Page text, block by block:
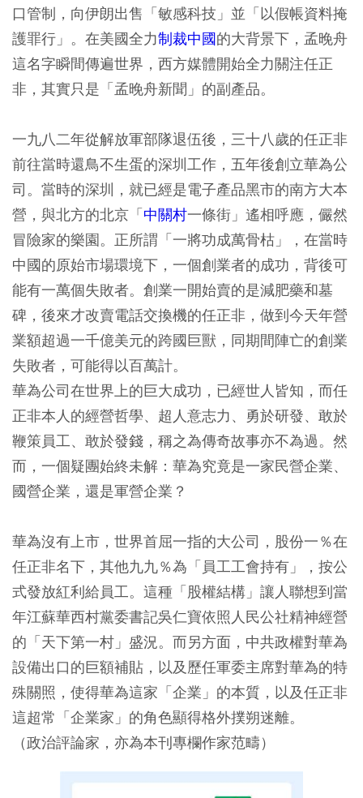
口管制，向伊朗出售「敏感科技」並「以假帳資料掩
護罪行」。在美國全力制裁中國的大背景下，孟晚舟
這名字瞬間傳遍世界，西方媒體開始全力關注任正
非，其實只是「孟晚舟新聞」的副產品。
一九八二年從解放軍部隊退伍後，三十八歲的任正非
前往當時還鳥不生蛋的深圳工作，五年後創立華為公
司。當時的深圳，就已經是電子產品黑市的南方大本
營，與北方的北京「中關村一條街」遙相呼應，儼然
冒險家的樂園。正所謂「一將功成萬骨枯」，在當時
中國的原始市場環境下，一個創業者的成功，背後可
能有一萬個失敗者。創業一開始賣的是減肥藥和墓
碑，後來才改賣電話交換機的任正非，做到今天年營
業額超過一千億美元的跨國巨獸，同期間陣亡的創業
失敗者，可能得以百萬計。
華為公司在世界上的巨大成功，已經世人皆知，而任
正非本人的經營哲學、超人意志力、勇於研發、敢於
鞭策員工、敢於發錢，稱之為傳奇故事亦不為過。然
而，一個疑團始終未解：華為究竟是一家民營企業、
國營企業，還是軍營企業？
華為沒有上市，世界首屈一指的大公司，股份一％在
任正非名下，其他九九％為「員工工會持有」，按公
式發放紅利給員工。這種「股權結構」讓人聯想到當
年江蘇華西村黨委書記吳仁寶依照人民公社精神經營
的「天下第一村」盛況。而另方面，中共政權對華為
設備出口的巨額補貼，以及歷任軍委主席對華為的特
殊關照，使得華為這家「企業」的本質，以及任正非
這超常「企業家」的角色顯得格外撲朔迷離。
（政治評論家，亦為本刊專欄作家范疇）